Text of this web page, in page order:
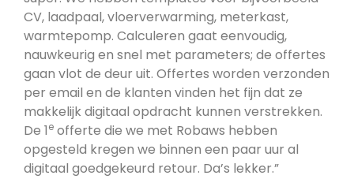
CV, laadpaal, vloerverwarming, meterkast,
warmtepomp. Calculeren gaat eenvoudig,
nauwkeurig en snel met parameters; de offertes
gaan vlot de deur uit. Offertes worden verzonden
per email en de klanten vinden het fijn dat ze
makkelijk digitaal opdracht kunnen verstrekken.
De 1e offerte die we met Robaws hebben
opgesteld kregen we binnen een paar uur al
digitaal goedgekeurd retour. Da’s lekker.”